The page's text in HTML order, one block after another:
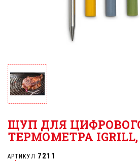
ЩУП ДЛЯ
ТЕРМОМЕТРА IGRILL,
АРТИКУЛ 7211